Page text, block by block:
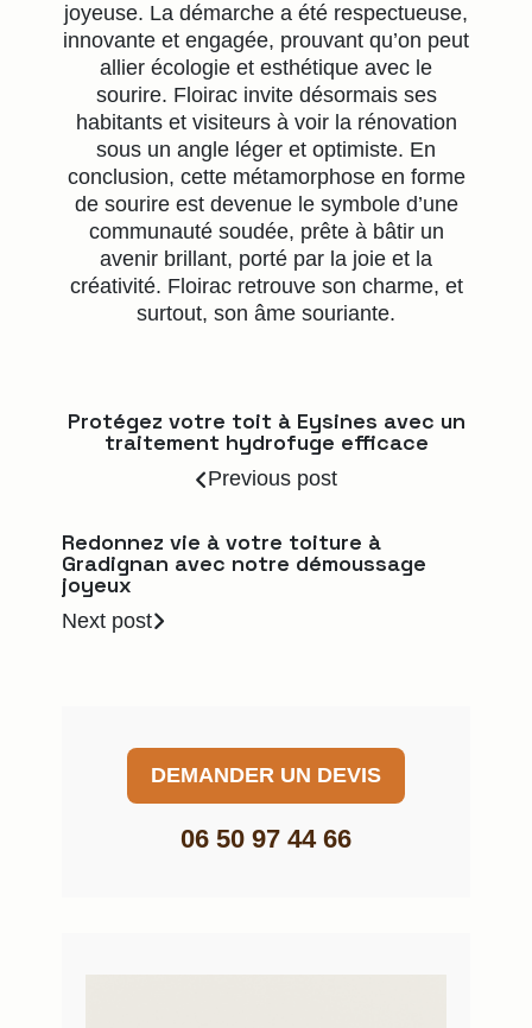
DEMANDER UN DEVIS
06 50 97 44 66
joyeuse. La démarche a été respectueuse,
innovante et engagée, prouvant qu’on peut
allier écologie et esthétique avec le
sourire. Floirac invite désormais ses
habitants et visiteurs à voir la rénovation
sous un angle léger et optimiste. En
conclusion, cette métamorphose en forme
de sourire est devenue le symbole d’une
communauté soudée, prête à bâtir un
avenir brillant, porté par la joie et la
créativité. Floirac retrouve son charme, et
surtout, son âme souriante.
Protégez votre toit à Eysines avec un
traitement hydrofuge efficace
Previous post
Redonnez vie à votre toiture à
Gradignan avec notre démoussage
joyeux
Next post